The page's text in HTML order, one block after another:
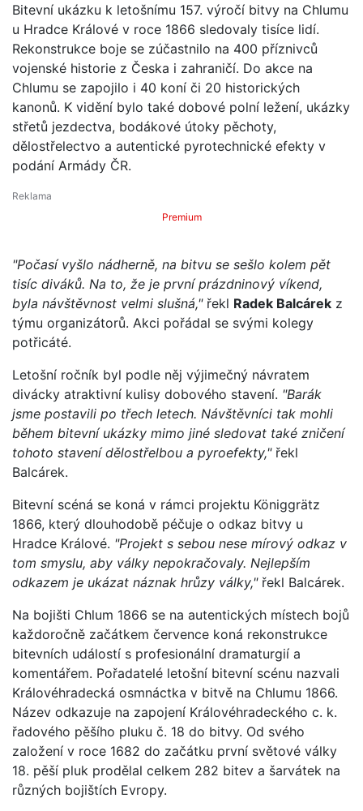
Bitevní ukázku k letošnímu 157. výročí bitvy na Chlumu
u Hradce Králové v roce 1866 sledovaly tisíce lidí.
Rekonstrukce boje se zúčastnilo na 400 příznivců
vojenské historie z Česka i zahraničí. Do akce na
Chlumu se zapojilo i 40 koní či 20 historických
kanonů. K vidění bylo také dobové polní ležení, ukázky
střetů jezdectva, bodákové útoky pěchoty,
dělostřelectvo a autentické pyrotechnické efekty v
podání Armády ČR.
Premium
"Počasí vyšlo nádherně, na bitvu se sešlo kolem pět
tisíc diváků. Na to, že je první prázdninový víkend,
byla návštěvnost velmi slušná,"řekl Radek Balcárek z
týmu organizátorů. Akci pořádal se svými kolegy
potřicáté.
Letošní ročník byl podle něj výjimečný návratem
divácky atraktivní kulisy dobového stavení. "Barák
jsme postavili po třech letech. Návštěvníci tak mohli
během bitevní ukázky mimo jiné sledovat také zničení
tohoto stavení dělostřelbou a pyroefekty,"řekl
Balcárek.
Bitevní scéná se koná v rámci projektu Königgrätz
1866, který dlouhodobě péčuje o odkaz bitvy u
Hradce Králové. "Projekt s sebou nese mírový odkaz v
tom smyslu, aby války nepokračovaly. Nejlepším
odkazem je ukázat náznak hrůzy války,"řekl Balcárek.
Na bojišti Chlum 1866 se na autentických místech bojů
každoročně začátkem července koná rekonstrukce
bitevních událostí s profesionální dramaturgií a
komentářem. Pořadatelé letošní bitevní scénu nazvali
Královéhradecká osmnáctka v bitvě na Chlumu 1866.
Název odkazuje na zapojení Královéhradeckého c. k.
řadového pěšího pluku č. 18 do bitvy. Od svého
založení v roce 1682 do začátku první světové války
18. pěší pluk prodělal celkem 282 bitev a šarvátek na
různých bojištích Evropy.